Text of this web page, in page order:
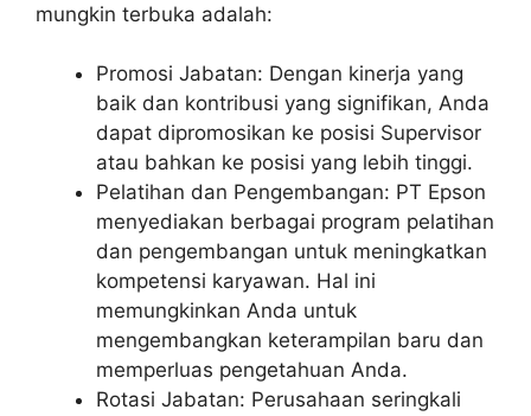
mungkin terbuka adalah:
Promosi Jabatan: Dengan kinerja yang
baik dan kontribusi yang signifikan, Anda
dapat dipromosikan ke posisi Supervisor
atau bahkan ke posisi yang lebih tinggi.
Pelatihan dan Pengembangan: PT Epson
menyediakan berbagai program pelatihan
dan pengembangan untuk meningkatkan
kompetensi karyawan. Hal ini
memungkinkan Anda untuk
mengembangkan keterampilan baru dan
memperluas pengetahuan Anda.
Rotasi Jabatan: Perusahaan seringkali